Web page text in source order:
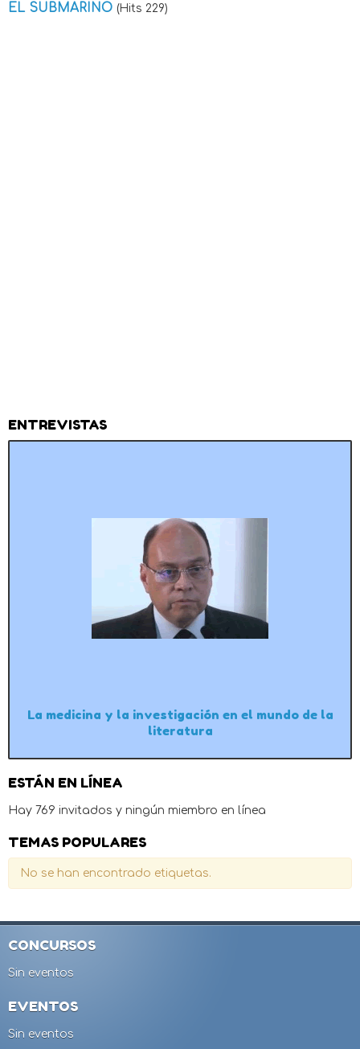
EL SUBMARINO (Hits 229)
ENTREVISTAS
La medicina y la investigación en el mundo de la
literatura
ESTÁN EN LÍNEA
Hay 769 invitados y ningún miembro en línea
TEMAS POPULARES
No se han encontrado etiquetas.
CONCURSOS
Sin eventos
EVENTOS
Sin eventos